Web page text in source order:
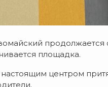
продолжается
площадка.
центром